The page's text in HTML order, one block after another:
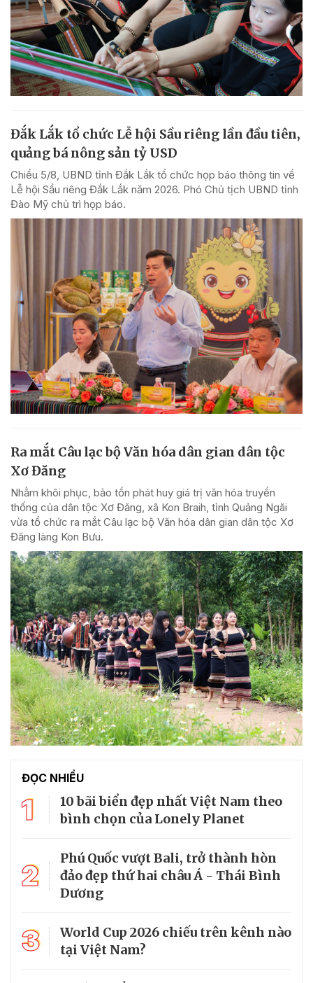
Đắk Lắk tổ chức Lễ hội Sầu riêng lần đầu tiên,
quảng bá nông sản tỷ USD
Chiều 5/8, UBND tỉnh Đắk Lắk tổ chức họp báo thông tin về
Lễ hội Sầu riêng Đắk Lắk năm 2026. Phó Chủ tịch UBND tỉnh
Đào Mỹ chủ trì họp báo.
Ra mắt Câu lạc bộ Văn hóa dân gian dân tộc
Xơ Đăng
Nhằm khôi phục, bảo tồn phát huy giá trị văn hóa truyền
thống của dân tộc Xơ Đăng, xã Kon Braih, tỉnh Quảng Ngãi
vừa tổ chức ra mắt Câu lạc bộ Văn hóa dân gian dân tộc Xơ
Đăng làng Kon Bưu.
ĐỌC NHIỀU
1
10 bãi biển đẹp nhất Việt Nam theo
bình chọn của Lonely Planet
2
Phú Quốc vượt Bali, trở thành hòn
đảo đẹp thứ hai châu Á - Thái Bình
Dương
3
World Cup 2026 chiếu trên kênh nào
tại Việt Nam?